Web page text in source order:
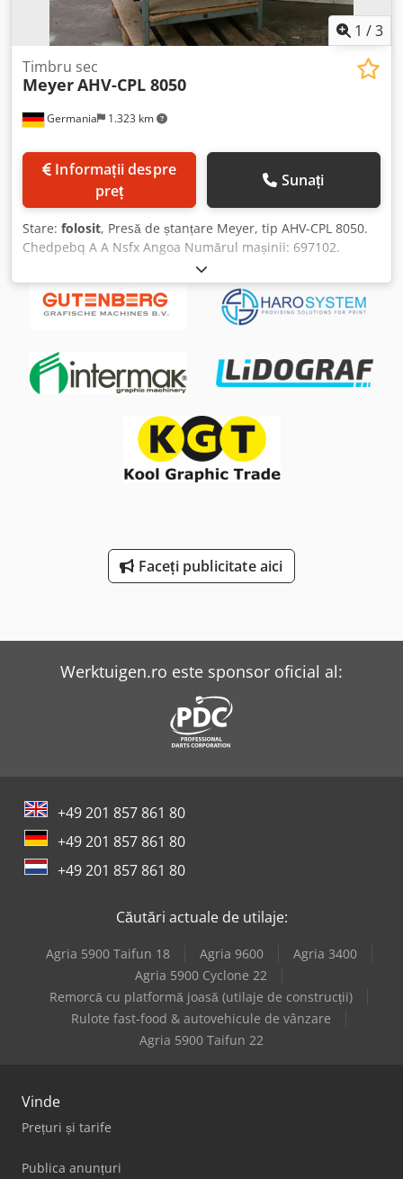
1 /3
Germania 1.323 km
Timbru sec
MeyerAHV-CPL 8050
preț
Sunați
Stare: folosit, Presă de ștanțare Meyer, tip AHV-CPL 8050.
Chedpebq A A Nsfx Angoa Numărul mașinii: 697102.
Faceți publicitate aici
Werktuigen.ro este sponsor oficial al:
+49 201 857 861 80
+49 201 857 861 80
+49 201 857 861 80
Căutări actuale de utilaje:
Agria 5900 Taifun 18 Agria 9600
Agria 3400
Agria 5900 Cyclone 22
Remorcă cu platformă joasă (utilaje de construcții)
Rulote fast-food & autovehicule de vânzare
Agria 5900 Taifun 22
Vinde
Prețuri și tarife
Publica anunțuri